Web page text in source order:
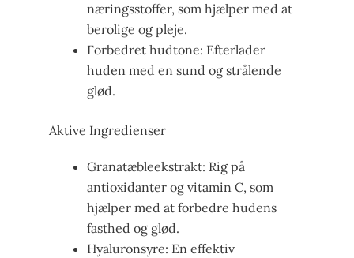
næringsstoffer, som hjælper med at
berolige og pleje.
Forbedret hudtone: Efterlader
huden med en sund og strålende
glød.
Aktive Ingredienser
Granatæbleekstrakt: Rig på
antioxidanter og vitamin C, som
hjælper med at forbedre hudens
fasthed og glød.
Hyaluronsyre: En effektiv